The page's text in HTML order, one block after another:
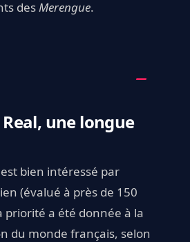
desMerengue.
une longue
bien intéressé par
(évalué à près de 150
priorité a été donnée à la
du monde français, selon